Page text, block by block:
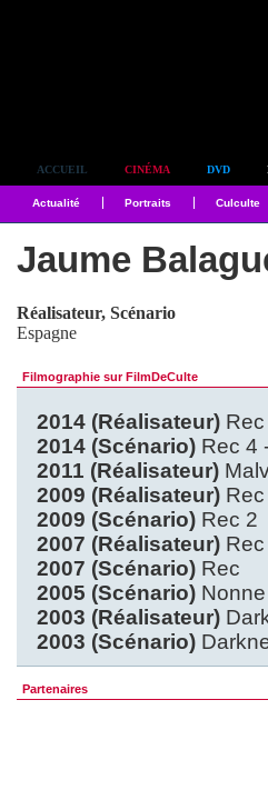
ACCUEIL CINÉMA DVD
Actualité Portraits Culculte
Jaume
Réalisateur, Scénario
Espagne
Filmographie sur FilmDeCulte
2014 (Réalisateur)
2014 (Scénario) Rec 4
2011 (Réalisateur)
2009 (Réalisateur) Rec
2009 (Scénario) Rec 2
2007 (Réalisateur) Rec
2007 (Scénario) Rec
2005 (Scénario)
2003 (Réalisateur)
2003 (Scénario)
Partenaires